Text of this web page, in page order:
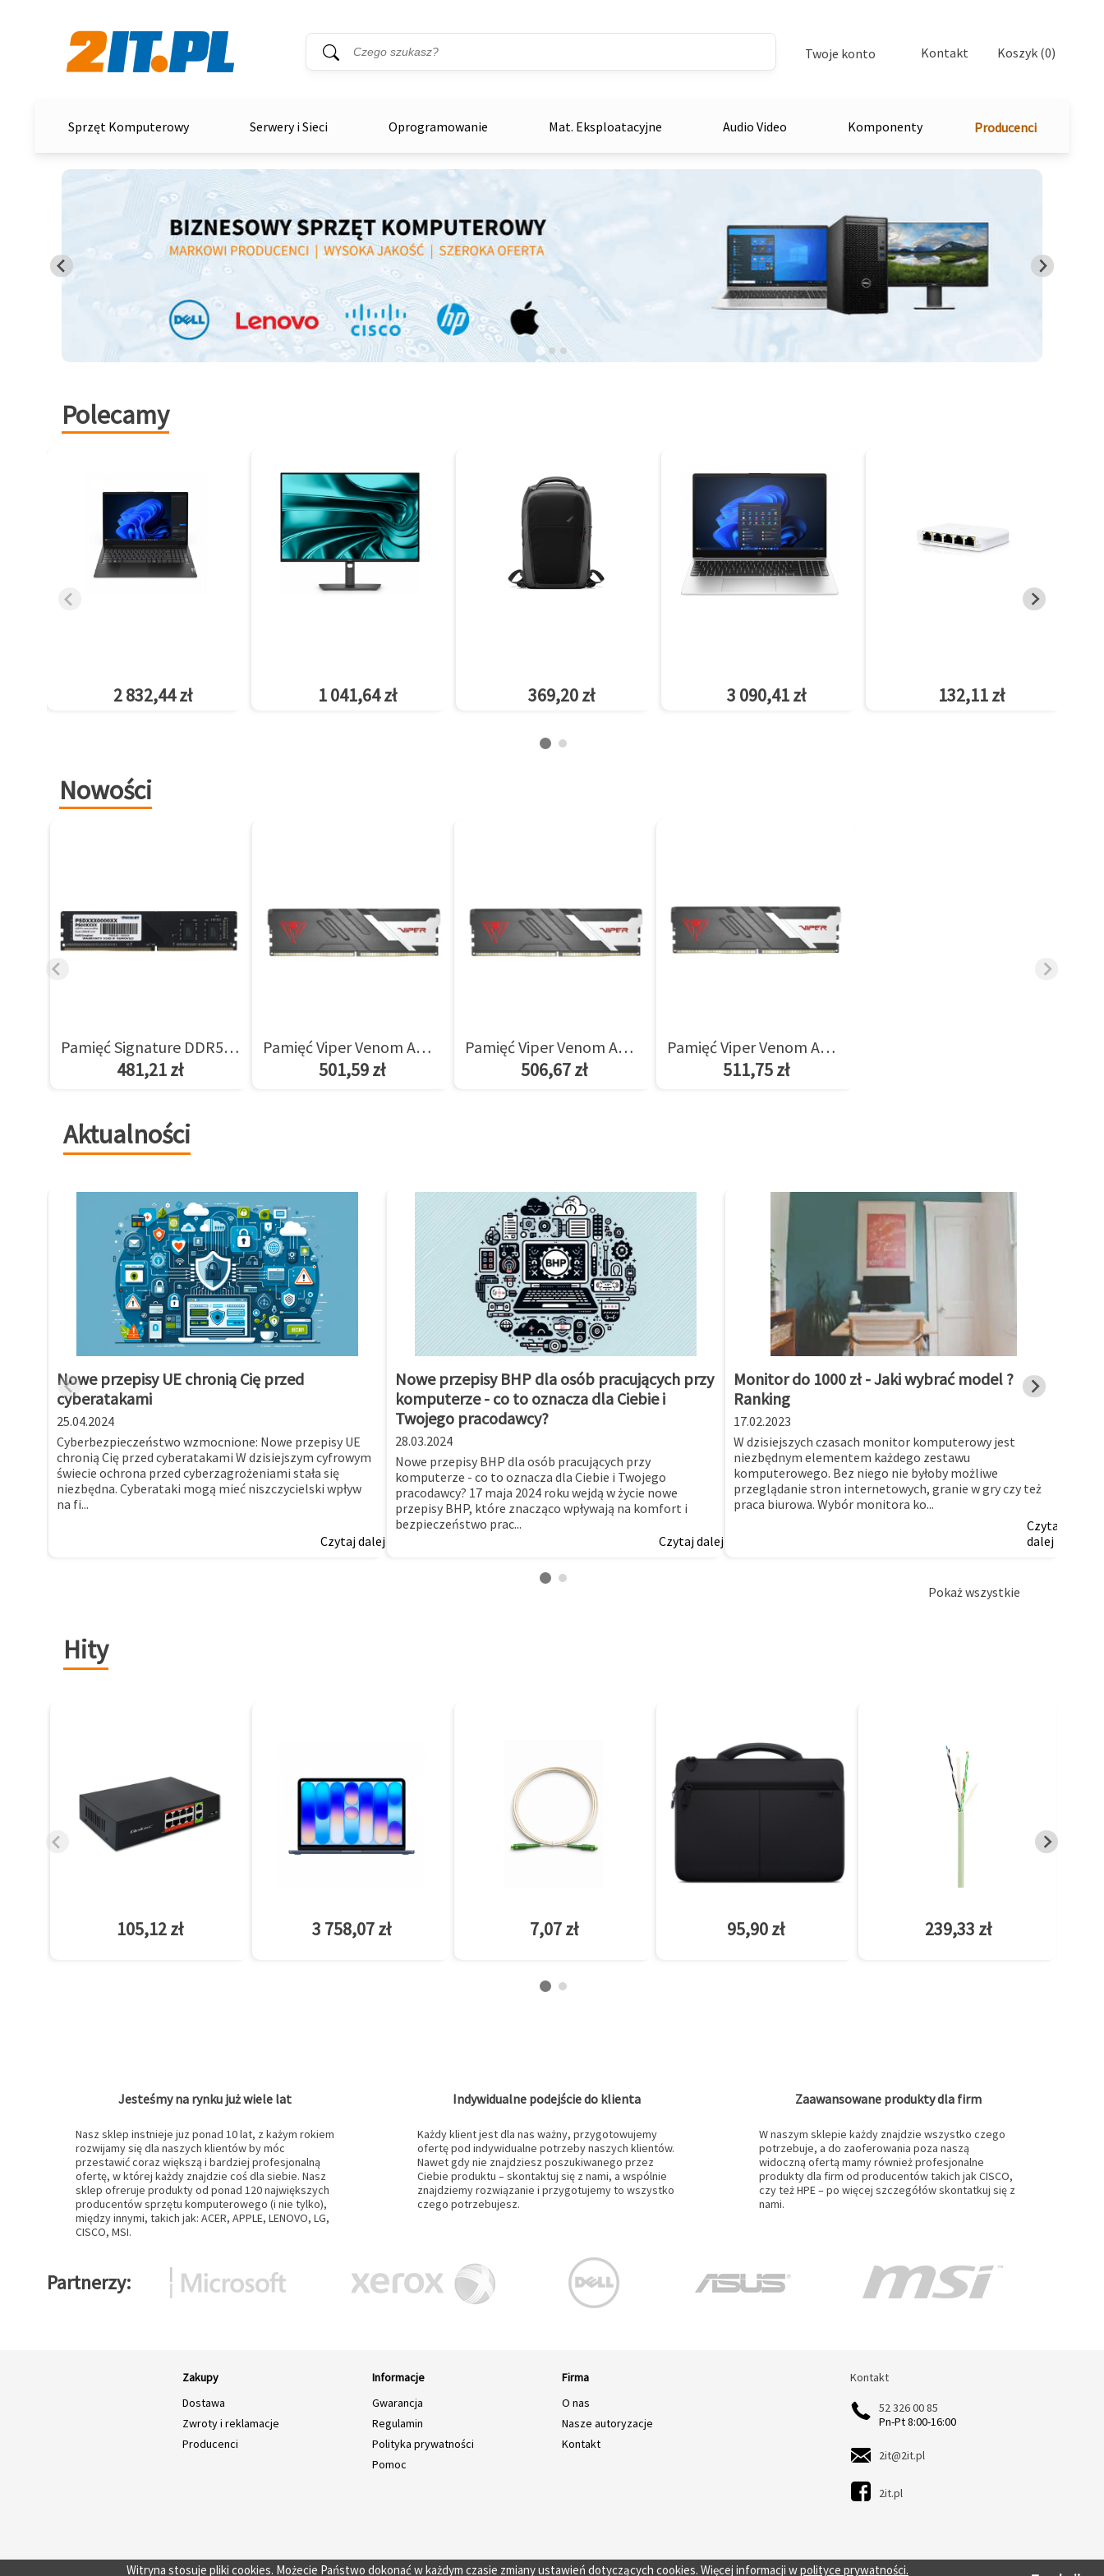
Wyszukiwarka
Słowo kluczowe
Twoje konto Kontakt Koszyk (0)
Sprzęt Komputerowy Serwery i Sieci Oprogramowanie Mat. Eksploatacyjne Audio Video Komponenty Producenci
Polecamy
2 832,44 zł 1 041,64 zł 369,20 zł 3 090,41 zł 132,11 zł
Nowości
Pamięć Signature DDR5 8GB/5600(1*8GB) CL46
481,21 zł
Pamięć Viper Venom AMD 8GB/5600(1*8GB) CL36
501,59 zł
Pamięć Viper Venom AMD 8GB/6000(1*8GB) CL36
506,67 zł
Pamięć Viper Venom AMD 8GB/6400(1*8GB) CL38
511,75 zł
Aktualności
Nowe przepisy UE chronią Cię przed
cyberatakami
25.04.2024
Cyberbezpieczeństwo wzmocnione: Nowe przepisy UE
chronią Cię przed cyberatakami W dzisiejszym cyfrowym
świecie ochrona przed cyberzagrożeniami stała się
niezbędna. Cyberataki mogą mieć niszczycielski wpływ
na fi...
Czytaj dalej
Nowe przepisy BHP dla osób pracujących przy
komputerze - co to oznacza dla Ciebie i
Twojego pracodawcy?
28.03.2024
Nowe przepisy BHP dla osób pracujących przy
komputerze - co to oznacza dla Ciebie i Twojego
pracodawcy? 17 maja 2024 roku wejdą w życie nowe
przepisy BHP, które znacząco wpływają na komfort i
bezpieczeństwo prac...
Czytaj dalej
Monitor do 1000 zł - Jaki wybrać model ?
Ranking
17.02.2023
W dzisiejszych czasach monitor komputerowy jest
niezbędnym elementem każdego zestawu
komputerowego. Bez niego nie byłoby możliwe
przeglądanie stron internetowych, granie w gry czy też
praca biurowa. Wybór monitora ko...
Czytaj
dalej
Pokaż wszystkie
Hity
105,12 zł 3 758,07 zł 7,07 zł 95,90 zł 239,33 zł
Jesteśmy na rynku już wiele lat
Nasz sklep instnieje juz ponad 10 lat, z każym rokiem
rozwijamy się dla naszych klientów by móc
przestawić coraz większą i bardziej profesjonalną
ofertę, w której każdy znajdzie coś dla siebie. Nasz
sklep ofreruje produkty od ponad 120 największych
producentów sprzętu komputerowego (i nie tylko),
między innymi, takich jak: ACER, APPLE, LENOVO, LG,
CISCO, MSI.
Indywidualne podejście do klienta
Każdy klient jest dla nas ważny, przygotowujemy
ofertę pod indywidualne potrzeby naszych klientów.
Nawet gdy nie znajdziesz poszukiwanego przez
Ciebie produktu – skontaktuj się z nami, a wspólnie
znajdziemy rozwiązanie i przygotujemy to wszystko
czego potrzebujesz.
Zaawansowane produkty dla firm
W naszym sklepie każdy znajdzie wszystko czego
potrzebuje, a do zaoferowania poza naszą
widoczną ofertą mamy również profesjonalne
produkty dla firm od producentów takich jak CISCO,
czy też HPE – po więcej szczegółów skontatkuj się z
nami.
Partnerzy
Zakupy
Dostawa
Zwroty i reklamacje
Producenci
Informacje
Gwarancja
Regulamin
Polityka prywatności
Pomoc
Firma
O nas
Nasze autoryzacje
Kontakt
Kontakt
Kontakt
52 326 00 85
Pn-Pt 8:00-16:00
2it@2it.pl
2it.pl
Witryna stosuje pliki cookies. Możecie Państwo dokonać w każdym czasie zmiany ustawień dotyczących cookies. Więcej informacji wpolityce prywatności.